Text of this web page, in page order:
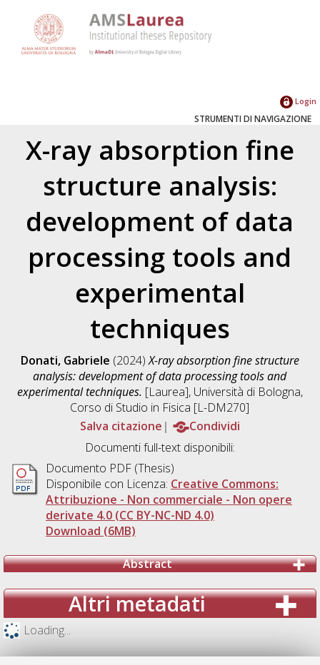
Login
STRUMENTI DI NAVIGAZIONE
X-ray absorption fine
structure analysis:
development of data
processing tools and
experimental
techniques
Donati, Gabriele (2024)X-ray absorption fine structure
analysis: development of data processing tools and
experimental techniques. [Laurea], Università di Bologna,
Corso di Studio in Fisica [L-DM270]
Salva citazione
Condividi
Documenti full-text disponibili:
Documento PDF (Thesis)
Disponibile con Licenza: Creative Commons:
Attribuzione - Non commerciale - Non opere
derivate 4.0 (CC BY-NC-ND 4.0)
Download (6MB)
Abstract
Altri metadati
Loading...